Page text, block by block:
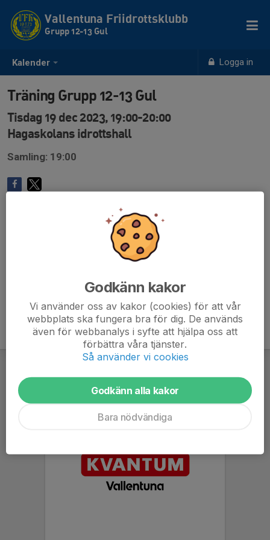
Kalender Logga in
Vallentuna Friidrottsklubb
Grupp 12-13 Gul
Träning Grupp 12-13 Gul
Tisdag 19 dec 2023, 19:00-20:00
Hagaskolans idrottshall
Samling: 19:00
Godkänn kakor
Vi använder oss av kakor (cookies) för att vår
webbplats ska fungera bra för dig. De används
även för webbanalys i syfte att hjälpa oss att
förbättra våra tjänster.
Så använder vi cookies
Godkänn alla kakor
Bara nödvändiga